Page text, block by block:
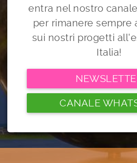
entra nel nostro
per rimanere sempre
sui nostri progetti
Italia!
CANALE